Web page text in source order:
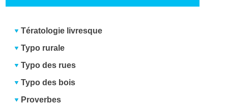
Tératologie livresque
Typo rurale
Typo des rues
Typo des bois
Proverbes